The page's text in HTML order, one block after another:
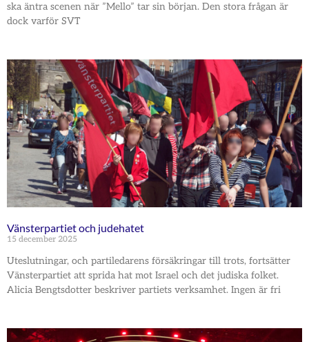
ska äntra scenen när ”Mello” tar sin början. Den stora frågan är
dock varför SVT
Vänsterpartiet och judehatet
15 december 2025
Uteslutningar, och partiledarens försäkringar till trots, fortsätter
Vänsterpartiet att sprida hat mot Israel och det judiska folket.
Alicia Bengtsdotter beskriver partiets verksamhet. Ingen är fri